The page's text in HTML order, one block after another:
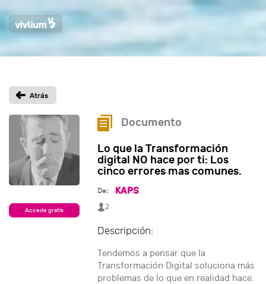
Accede gratis
Documento
Lo que la Transformación
digital NO hace por ti: Los
cinco errores mas comunes.
De: KAPS
2
Descripción:
Tendemos a pensar que la
Transformación Digital soluciona más
problemas de lo que en realidad hace.